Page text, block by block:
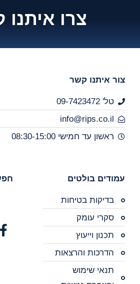
צרו
צור איתנו קשר
טל' 09-7423472
info@rips.co.il
ראשון עד חמישי 08:30-15:00
עמודים בולטים
בדיקות בטיחות
סקרי עומק
תכנון וייעוץ
הדרכות והרצאות
תנאי שימוש